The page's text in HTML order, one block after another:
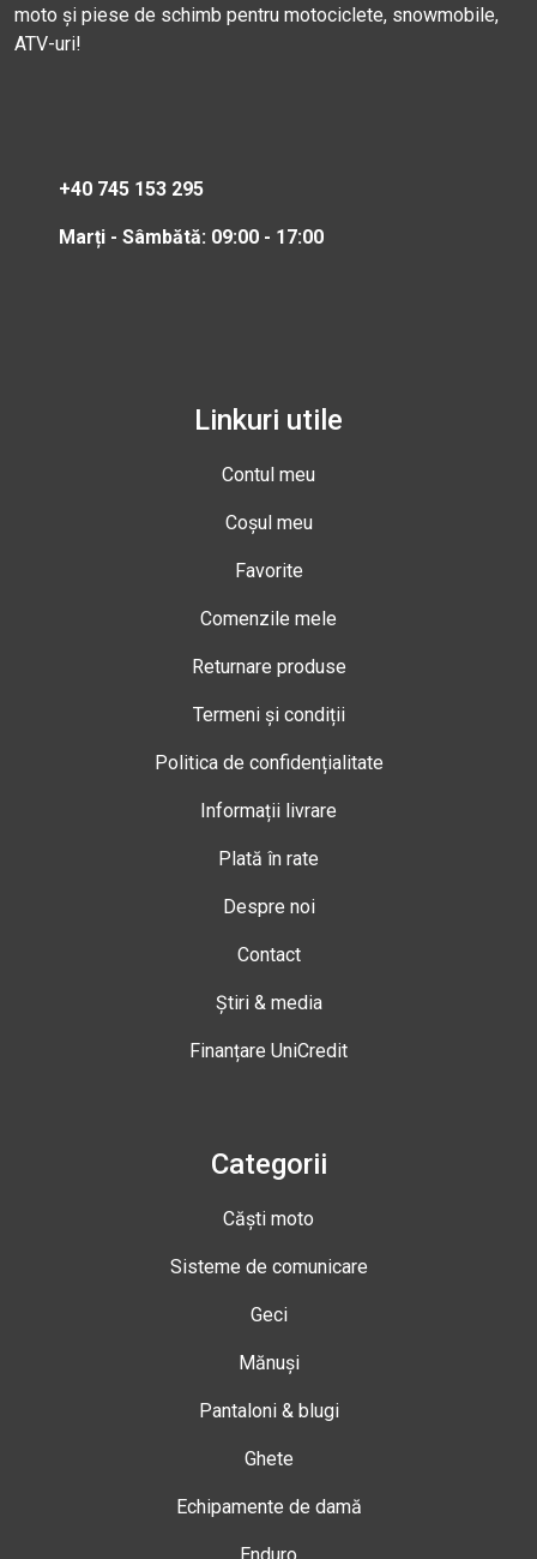
moto și piese de schimb pentru motociclete, snowmobile,
ATV-uri!
+40 745 153 295
Marți - Sâmbătă: 09:00 - 17:00
Linkuri utile
Contul meu
Coșul meu
Favorite
Comenzile mele
Returnare produse
Termeni și condiții
Politica de confidențialitate
Informații livrare
Plată în rate
Despre noi
Contact
Știri & media
Finanțare UniCredit
Categorii
Căști moto
Sisteme de comunicare
Geci
Mănuși
Pantaloni & blugi
Ghete
Echipamente de damă